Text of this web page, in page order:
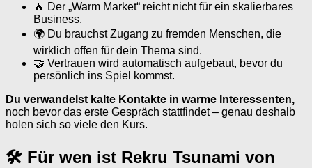
🔥 Der „Warm Market“ reicht nicht für ein skalierbares
Business.
🌍 Du brauchst Zugang zu fremden Menschen, die
wirklich offen für dein Thema sind.
🤝 Vertrauen wird automatisch aufgebaut, bevor du
persönlich ins Spiel kommst.
Du verwandelst kalte Kontakte in warme Interessenten,
noch bevor das erste Gespräch stattfindet – genau deshalb
holen sich so viele den Kurs.
🛠 Für wen ist Rekru Tsunami von